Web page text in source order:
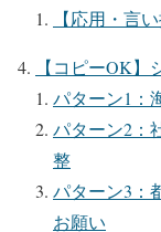
【応用・言
【コピーOK
パターン1：
パターン2：
整
パターン3：
お願い